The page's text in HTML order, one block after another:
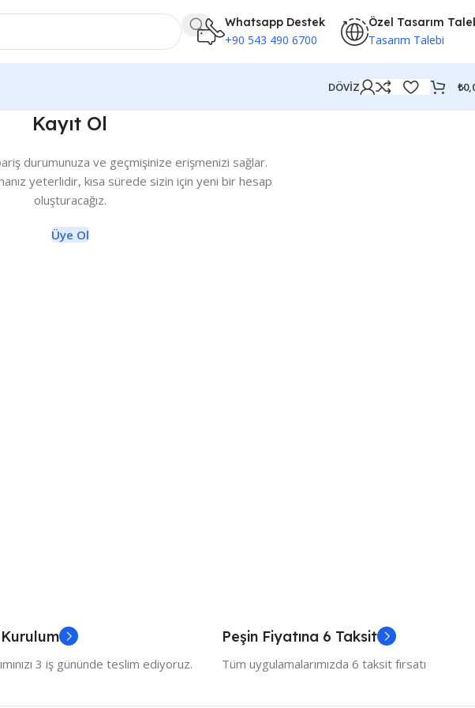
Whatsapp Destek
+90 543 490 6700
Özel Tasarım
Tasarım Talebi
DÖVİZ ₺
Kayıt Ol
durumunuza ve geçmişinize erişmenizi sağlar.
yeterlidir, kısa sürede sizin için yeni bir hesap
oluşturacağız.
Üye Ol
Kurulum
3 iş gününde teslim ediyoruz.
Peşin Fiyatına 6 Taksit
Tüm uygulamalarımızda 6 taksit fırsatı